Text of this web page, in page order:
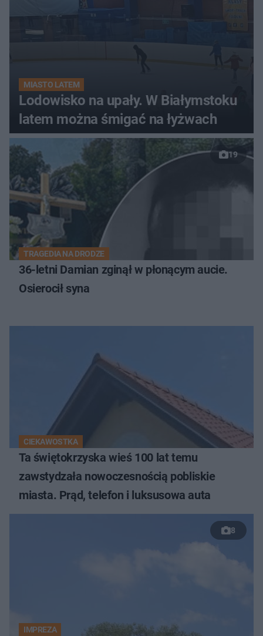
MIASTO LATEM
Lodowisko na upały. W Białymstoku
latem można śmigać na łyżwach
19
TRAGEDIA NA DRODZE
36-letni Damian zginął w płonącym aucie.
Osierocił syna
CIEKAWOSTKA
Ta świętokrzyska wieś 100 lat temu
zawstydzała nowoczesnością pobliskie
miasta. Prąd, telefon i luksusowa auta
8
IMPREZA